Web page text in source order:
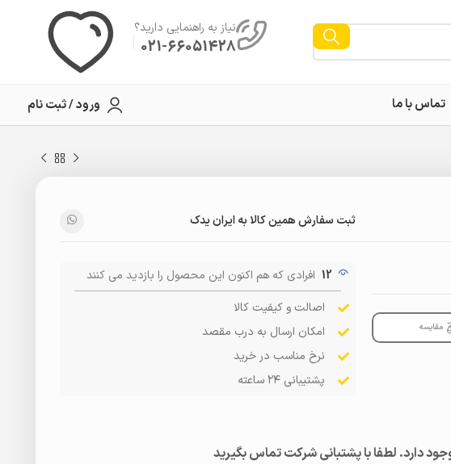
نیاز به راهنمایی دارید؟
021-66051428
تماس با ما ورود / ثبت نام
ثبت سفارش همین کالا به ایران یدک
مقایسه
12 افرادی که هم اکنون این محصول را بازدید می کنند
اصالت و کیفیت کالا
امکان ارسال به درب مقصد
نرخ مناسب در خرید
پشتیبانی ۲۴ ساعته
دارد. لطفا با پشتبانی شرکت تماس بگیرید